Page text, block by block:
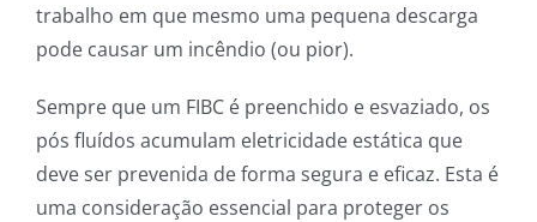
trabalho em que mesmo uma pequena descarga
pode causar um incêndio (ou pior).
Sempre que um FIBC é preenchido e esvaziado, os
pós fluídos acumulam eletricidade estática que
deve ser prevenida de forma segura e eficaz. Esta é
uma consideração essencial para proteger os